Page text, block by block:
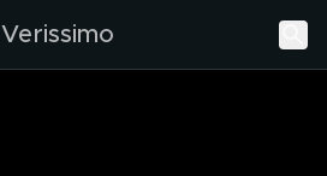
Verissimo